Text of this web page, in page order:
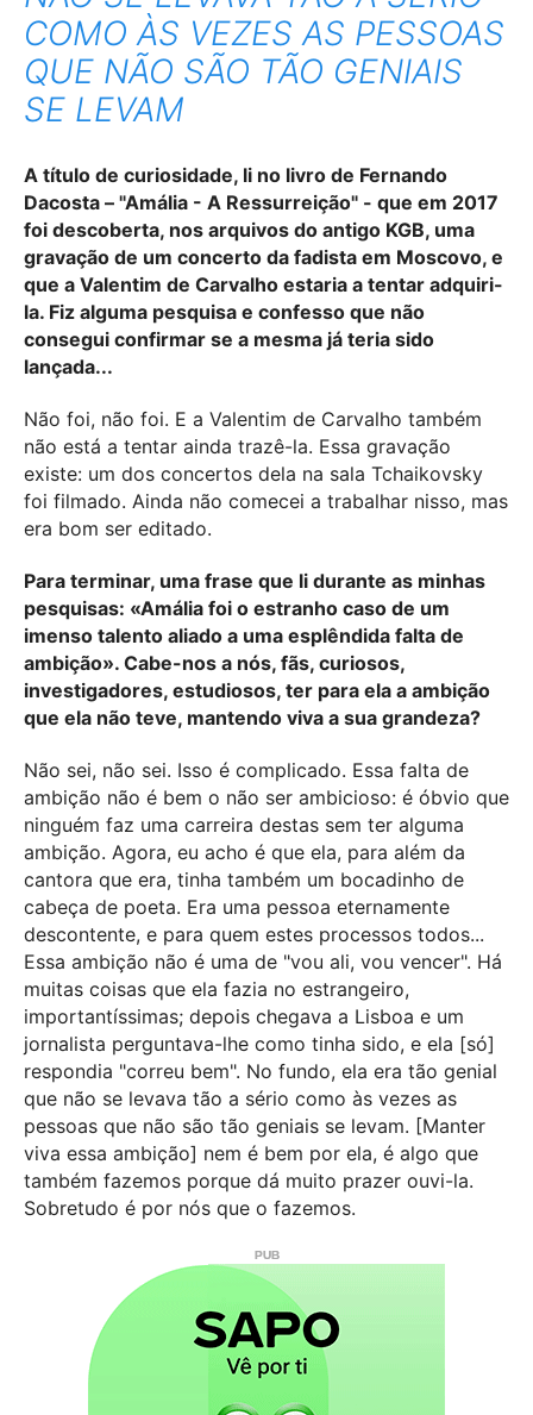
COMO ÀS VEZES AS PESSOAS
QUE NÃO SÃO TÃO GENIAIS
SE LEVAM
A título de curiosidade, li no livro de Fernando
Dacosta – "Amália - A Ressurreição" - que em 2017
foi descoberta, nos arquivos do antigo KGB, uma
gravação de um concerto da fadista em Moscovo, e
que a Valentim de Carvalho estaria a tentar adquiri-
la. Fiz alguma pesquisa e confesso que não
consegui confirmar se a mesma já teria sido
lançada...
Não foi, não foi. E a Valentim de Carvalho também
não está a tentar ainda trazê-la. Essa gravação
existe: um dos concertos dela na sala Tchaikovsky
foi filmado. Ainda não comecei a trabalhar nisso, mas
era bom ser editado.
Para terminar, uma frase que li durante as minhas
pesquisas: «Amália foi o estranho caso de um
imenso talento aliado a uma esplêndida falta de
ambição». Cabe-nos a nós, fãs, curiosos,
investigadores, estudiosos, ter para ela a ambição
que ela não teve, mantendo viva a sua grandeza?
Não sei, não sei. Isso é complicado. Essa falta de
ambição não é bem o não ser ambicioso: é óbvio que
ninguém faz uma carreira destas sem ter alguma
ambição. Agora, eu acho é que ela, para além da
cantora que era, tinha também um bocadinho de
cabeça de poeta. Era uma pessoa eternamente
descontente, e para quem estes processos todos...
Essa ambição não é uma de "vou ali, vou vencer". Há
muitas coisas que ela fazia no estrangeiro,
importantíssimas; depois chegava a Lisboa e um
jornalista perguntava-lhe como tinha sido, e ela [só]
respondia "correu bem". No fundo, ela era tão genial
que não se levava tão a sério como às vezes as
pessoas que não são tão geniais se levam. [Manter
viva essa ambição] nem é bem por ela, é algo que
também fazemos porque dá muito prazer ouvi-la.
Sobretudo é por nós que o fazemos.